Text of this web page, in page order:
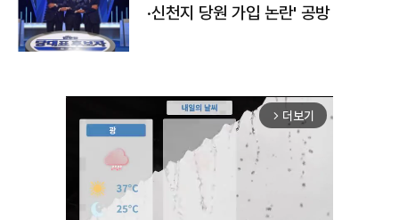
·신천지 당원 가입 논란' 공방
arrow_forward_ios 더보기